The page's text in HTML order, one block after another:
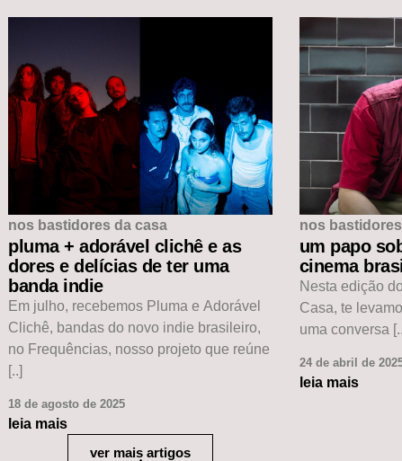
nos bastidores da casa
pluma + adorável clichê e as
dores e delícias de ter uma
banda indie
Em julho, recebemos Pluma e Adorável
Clichê, bandas do novo indie brasileiro,
no Frequências, nosso projeto que reúne
[..]
18 de agosto de 2025
leia mais
nos
um papo
cinema
Nesta edição
Casa, te
uma conversa
24 de abril de
leia mais
ver mais artigos